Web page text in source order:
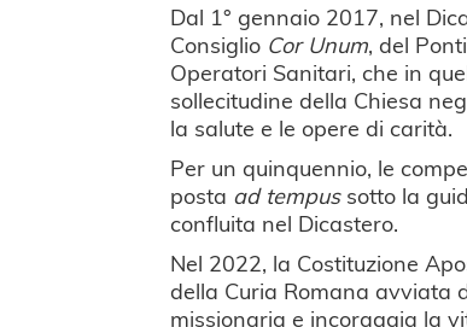
Dal 1° gennaio 2017, nel
Consiglio Cor Unum, del
Operatori Sanitari, che in
sollecitudine della Chiesa
la salute e le opere di carità.
Per un quinquennio, le
posta ad tempussotto la
confluita nel Dicastero.
Nel 2022, la Costituzione
della Curia Romana avviata
missionaria e incoraggia la